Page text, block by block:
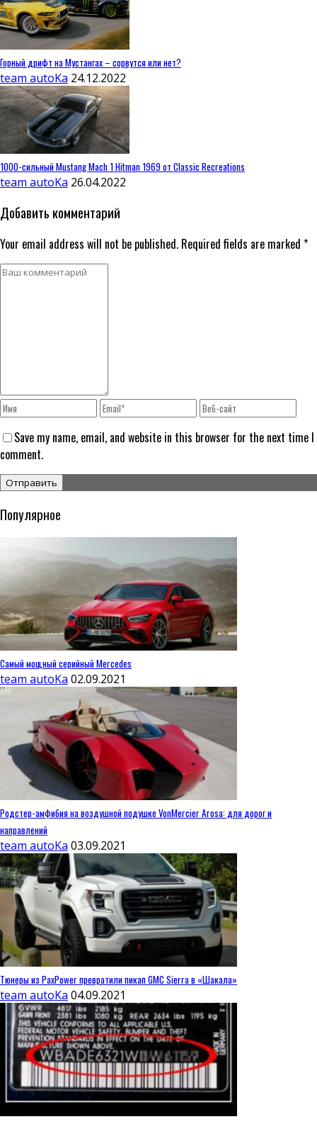
Горный дрифт на Мустангах – сорвутся или нет?
team autoKa 24.12.2022
1000-сильный Mustang Mach 1 Hitman 1969 от Classic Recreations
team autoKa 26.04.2022
Добавить комментарий
Your email address will not be published. Required fields are marked *
Save my name, email, and website in this browser for the next time I
comment.
Популярное
Самый мощный серийный Mercedes
team autoKa 02.09.2021
Родстер-амфибия на воздушной подушке VonMercier Arosa: для дорог и
направлений
team autoKa 03.09.2021
Тюнеры из PaxPower превратили пикап GMC Sierra в «Шакала»
team autoKa 04.09.2021